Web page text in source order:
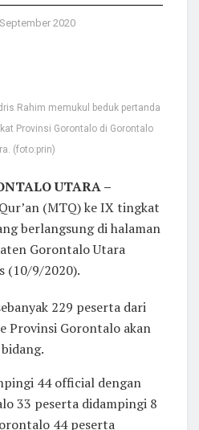
2020
Rahim memukul beduk pertanda
Provinsi Gorontalo di Gorontalo
(foto:prin)
UTARA –
(MTQ) ke IX tingkat
berlangsung di halaman
Gorontalo Utara
(10/9/2020).
229 peserta dari
Provinsi Gorontalo akan
44 official dengan
33 peserta didampingi 8
44 peserta